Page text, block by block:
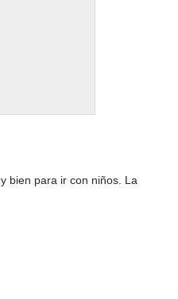
bien para ir con niños. La